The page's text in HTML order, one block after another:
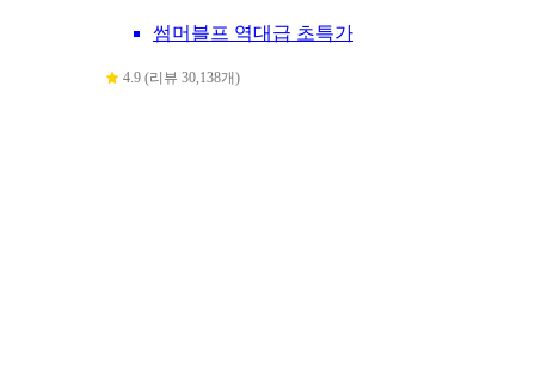
썸머블프 역대급 초특가
4.9 (리뷰 30,138개)